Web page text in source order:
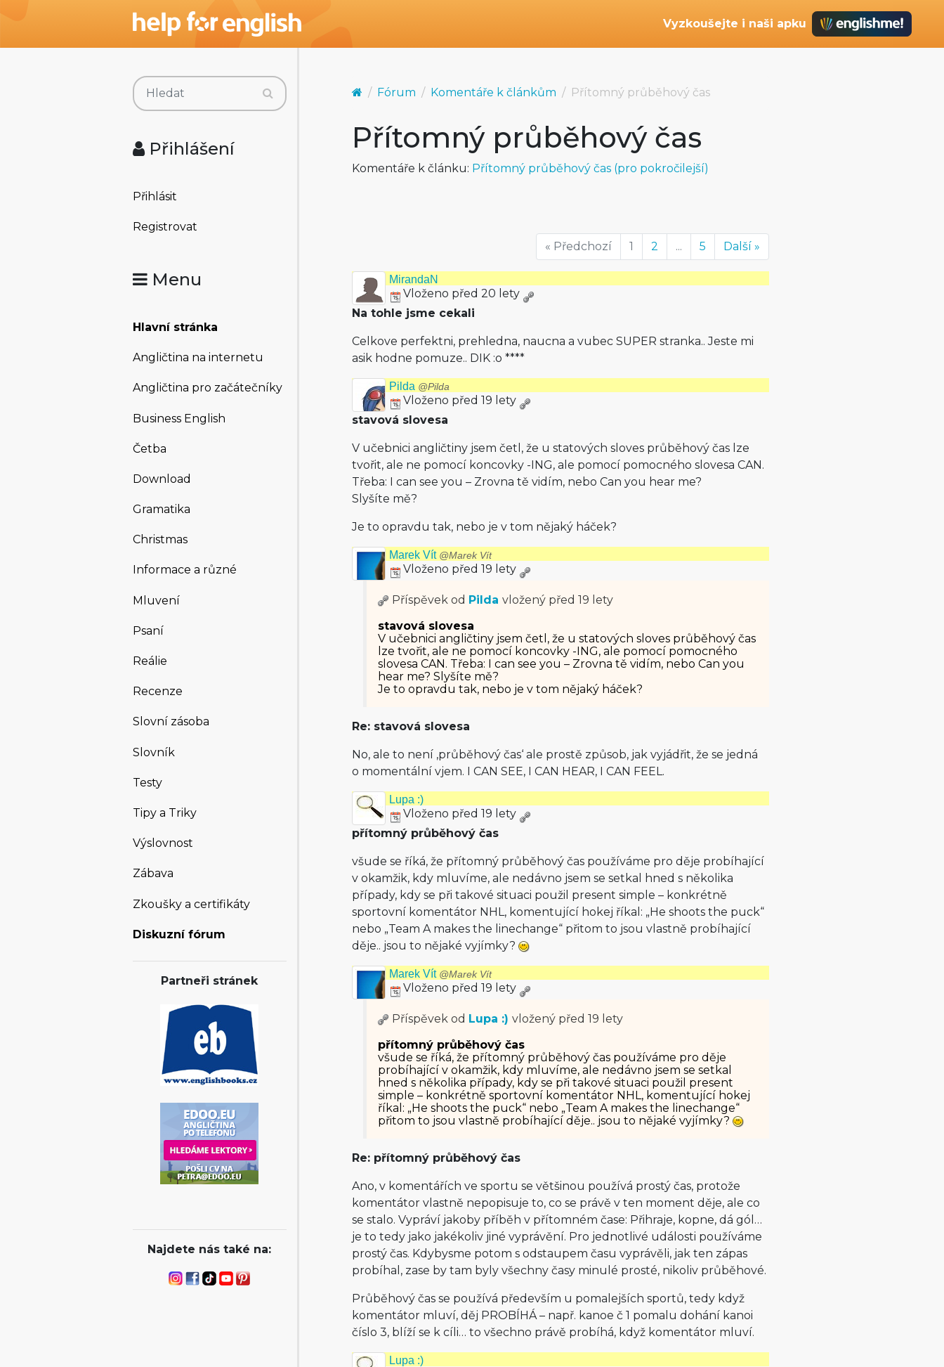
Vyzkoušejte i naši apku
Přihlášení
Přihlásit
Registrovat
Menu
Hlavní stránka
Angličtina na internetu
Angličtina pro začátečníky
Business English
Četba
Download
Gramatika
Christmas
Informace a různé
Mluvení
Psaní
Reálie
Recenze
Slovní zásoba
Slovník
Testy
Tipy a Triky
Výslovnost
Zábava
Zkoušky a certifikáty
Diskuzní fórum
Partneři stránek
Najdete nás také na:
Fórum Komentáře k článkům Přítomný průběhový čas
Přítomný průběhový čas
Komentáře k článku: Přítomný průběhový čas (pro pokročilejší)
« Předchozí 1 2 ... 5 Další »
MirandaN
Vloženo před 20 lety
Na tohle jsme cekali
Celkove perfektni, prehledna, naucna a vubec SUPER stranka.. Jeste mi
asik hodne pomuze.. DIK :o ****
Pilda @Pilda
Vloženo před 19 lety
stavová slovesa
V učebnici angličtiny jsem četl, že u statových sloves průběhový čas lze
tvořit, ale ne pomocí koncovky -ING, ale pomocí pomocného slovesa CAN.
Třeba: I can see you – Zrovna tě vidím, nebo Can you hear me?
Slyšíte mě?
Je to opravdu tak, nebo je v tom nějaký háček?
Marek Vít @Marek Vít
Vloženo před 19 lety
Příspěvek od Pilda vložený před 19 lety
stavová slovesa
V učebnici angličtiny jsem četl, že u statových sloves průběhový čas
lze tvořit, ale ne pomocí koncovky -ING, ale pomocí pomocného
slovesa CAN. Třeba: I can see you – Zrovna tě vidím, nebo Can you
hear me? Slyšíte mě?
Je to opravdu tak, nebo je v tom nějaký háček?
Re: stavová slovesa
No, ale to není ‚průběhový čas‘ ale prostě způsob, jak vyjádřit, že se jedná
o momentální vjem. I CAN SEE, I CAN HEAR, I CAN FEEL.
Lupa :)
Vloženo před 19 lety
přítomný průběhový čas
všude se říká, že přítomný průběhový čas používáme pro děje probíhající
v okamžik, kdy mluvíme, ale nedávno jsem se setkal hned s několika
případy, kdy se při takové situaci použil present simple – konkrétně
sportovní komentátor NHL, komentující hokej říkal: „He shoots the puck“
nebo „Team A makes the linechange“ přitom to jsou vlastně probíhající
děje.. jsou to nějaké vyjímky?
Marek Vít @Marek Vít
Vloženo před 19 lety
Příspěvek od Lupa :) vložený před 19 lety
přítomný průběhový čas
všude se říká, že přítomný průběhový čas používáme pro děje
probíhající v okamžik, kdy mluvíme, ale nedávno jsem se setkal
hned s několika případy, kdy se při takové situaci použil present
simple – konkrétně sportovní komentátor NHL, komentující hokej
říkal: „He shoots the puck“ nebo „Team A makes the linechange“
přitom to jsou vlastně probíhající děje.. jsou to nějaké vyjímky?
Re: přítomný průběhový čas
Ano, v komentářích ve sportu se většinou používá prostý čas, protože
komentátor vlastně nepopisuje to, co se právě v ten moment děje, ale co
se stalo. Vypráví jakoby příběh v přítomném čase: Přihraje, kopne, dá gól…
je to tedy jako jakékoliv jiné vyprávění. Pro jednotlivé události používáme
prostý čas. Kdybysme potom s odstaupem času vyprávěli, jak ten zápas
probíhal, zase by tam byly všechny časy minulé prosté, nikoliv průběhové.
Průběhový čas se používá především u pomalejších sportů, tedy když
komentátor mluví, děj PROBÍHÁ – např. kanoe č 1 pomalu dohání kanoi
číslo 3, blíží se k cíli… to všechno právě probíhá, když komentátor mluví.
Lupa :)